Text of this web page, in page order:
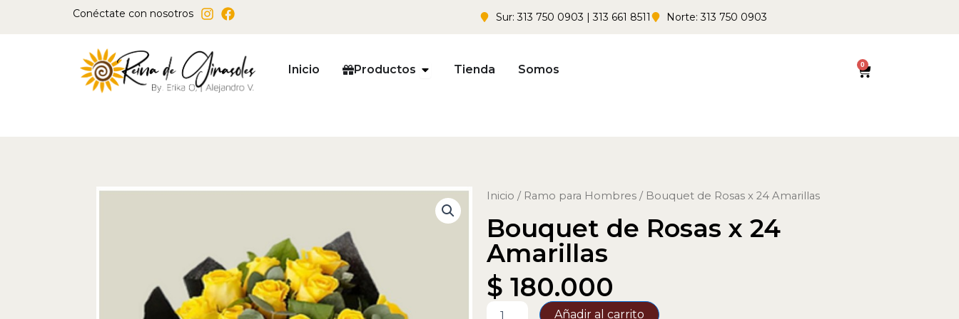
Conéctate con nosotros Sur: 313 750 0903 | 313 661 8511 Norte: 313 750 0903
Inicio Productos Open Productos
Tienda Somos 0
Cart
Inicio / Ramo para Hombres / Bouquet de Rosas x 24 Amarillas
Bouquet de Rosas x 24
Amarillas
$ 180.000
Añadir al carrito